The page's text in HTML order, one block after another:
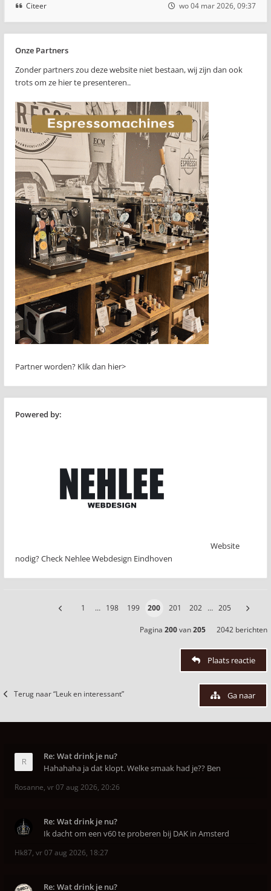
Citeer wo 04 mar 2026, 09:37
Onze Partners
Zonder partners zou deze website niet bestaan, wij zijn dan ook
trots om ze hier te presenteren..
Partner worden? Klik dan hier>
Powered by:
Website
nodig? Check Nehlee Webdesign Eindhoven
1 … 198 199 200 201 202 … 205
Pagina 200van205 2042 berichten
Plaats reactie
Terug naar “Leuk en interessant” Ga naar
Re: Wat drink je nu?
Hahahaha ja dat klopt. Welke smaak had je?? Ben
Rosanne, vr 07 aug 2026, 20:26
Re: Wat drink je nu?
Ik dacht om een v60 te proberen bij DAK in Amsterd
Hk87, vr 07 aug 2026, 18:27
Re: Wat drink je nu?